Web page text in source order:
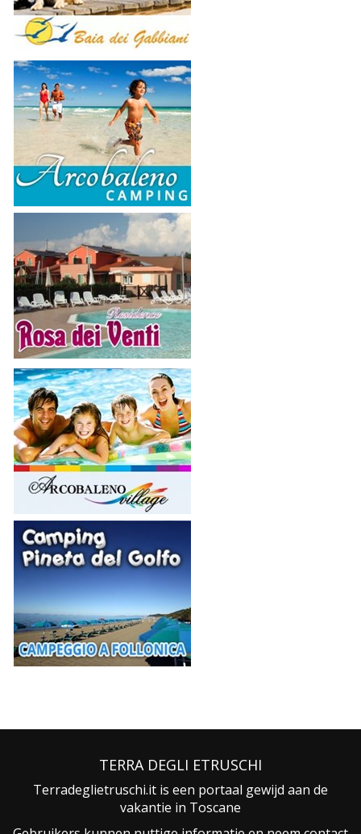
TERRA DEGLI ETRUSCHI
Terradeglietruschi.it is een portaal gewijd aan de
vakantie in Toscane